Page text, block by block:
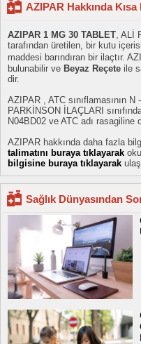
AZIPAR Hakkında
AZIPAR 1 MG 30 TABLET, ALİ
tarafından üretilen, bir kutu
maddesi barındıran bir ilaçtır.
bulunabilir ve Beyaz Reçete ile
dir.
AZIPAR , ATC sınıflamasının
PARKİNSON İLAÇLARI
N04BD02 ve ATC adı rasagiline
AZIPAR hakkında daha fazla
talimatını buraya tıklayarak
bilgisine buraya tıklayarak
Sağlık Dünyasından